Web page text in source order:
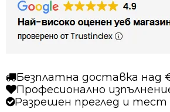
2422
бежова
Безплатна доставка над
Професионално
Разрешен преглед и тест